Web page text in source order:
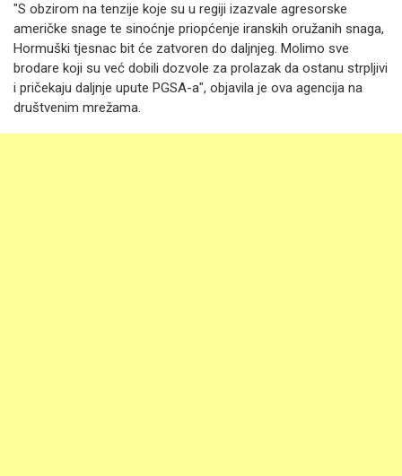
"S obzirom na tenzije koje su u regiji izazvale agresorske
američke snage te sinoćnje priopćenje iranskih oružanih snaga,
Hormuški tjesnac bit će zatvoren do daljnjeg. Molimo sve
brodare koji su već dobili dozvole za prolazak da ostanu strpljivi
i pričekaju daljnje upute PGSA-a", objavila je ova agencija na
društvenim mrežama.